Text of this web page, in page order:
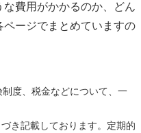
費用がかかるのか、どん
ージでまとめていますの
度、税金などについて、一
き記載しております。定期的